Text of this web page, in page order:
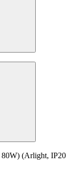
(Arlight, IP20